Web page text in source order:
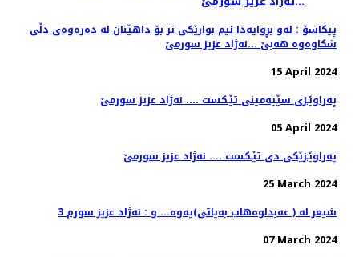
پیكاسۆ : له‌و بڕوایه‌دا نیم بوارێكی تر بۆ داهێنان له‌ ده‌ره‌وه‌ی دڵی
شكاوه‌وه‌ هه‌بێ ...نه‌ژاد عزیز سورمێ
15 April 2024
په‌راوێـزی سێیه‌مینی تێـكست .... نه‌ژاد عزیز سورمێ
05 April 2024
په‌راوێـزێكی دی تێـكست .... نه‌ژاد عزیز سورمێ
25 March 2024
3 شیعر له‌ ( عه‌بدلوه‌هاب به‌یاتی)یه‌وه‌... و : نه‌ژاد عزیز سورم
07 March 2024